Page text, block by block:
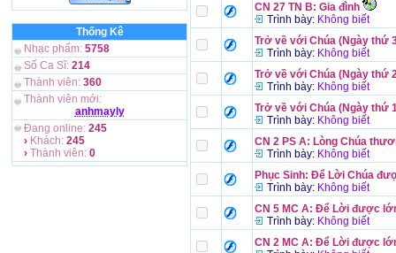
Thống Kê
Nhạc phẩm: 5758
Số Ca Sĩ: 214
Thành viên: 360
Thành viên mới:
anhmayly
Đang online: 245
› Khách: 245
› Thành viên: 0
CN 27 TN B: Gia đình
Trình bày: Không biết
Trở về với Chúa (Ngày thứ
Trình bày: Không biết
Trở về với Chúa (Ngày thứ
Trình bày: Không biết
Trở về với Chúa (Ngày thứ
Trình bày: Không biết
CN 2 PS A: Lòng Chúa
Trình bày: Không biết
Phục Sinh: Để Lời Chúa
Trình bày: Không biết
CN 5 MC A: Để Lời được
Trình bày: Không biết
CN 2 MC A: Để Lời được